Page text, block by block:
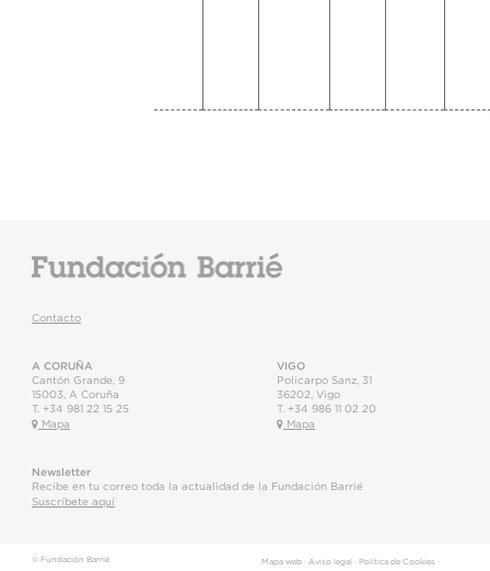
Contacto
A CORUÑA
Cantón Grande, 9
15003
A Coruña
T. +34 981 22 15 25
Mapa
VIGO
Policarpo Sanz, 31
36202 Vigo
T. +34 986 11 02 20
Mapa
Newsletter
Recibe en tu correo toda la actualidad de la Fundación Barrié
Suscríbete aquí
© Fundación Barrié Mapa web· Aviso legal · Política de Cookies ·